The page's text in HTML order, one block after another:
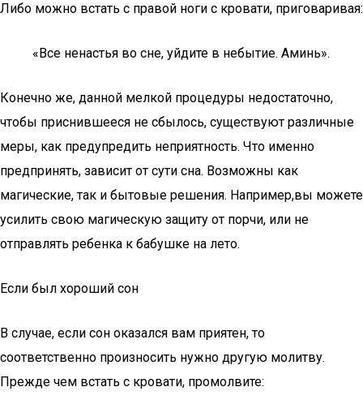
Либо можно встать с правой ноги с кровати, приговаривая:
«Все ненастья во сне, уйдите в небытие. Аминь».
Конечно же, данной мелкой процедуры недостаточно,
чтобы приснившееся не сбылось, существуют различные
меры, как предупредить неприятность. Что именно
предпринять, зависит от сути сна. Возможны как
магические, так и бытовые решения. Например,вы можете
усилить свою магическую защиту от порчи, или не
отправлять ребенка к бабушке на лето.
Если был хороший сон
В случае, если сон оказался вам приятен, то
соответственно произносить нужно другую молитву.
Прежде чем встать с кровати, промолвите: